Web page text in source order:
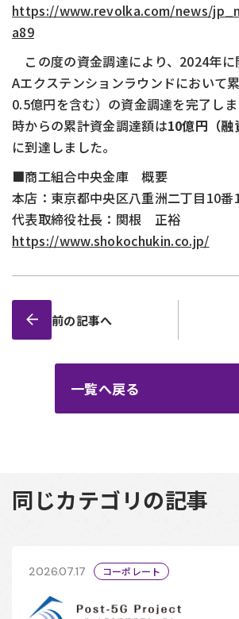
https://www.revolka.com/news/
a89
この度の資金調達により、2024年に
Aエクステンションラウンドにおいて
0.5億円を含む）の資金調達を完了し
時からの累計資金調達額は10億円（融
に到達しました。
■商工組合中央金庫 概要
本店：東京都中央区八重洲二丁目10番
代表取締役社長：関根 正裕
https://www.shokochukin.co.jp/
前の記事へ
一覧へ戻る
同じカテゴリの記事
2026.07.17 コーポレート